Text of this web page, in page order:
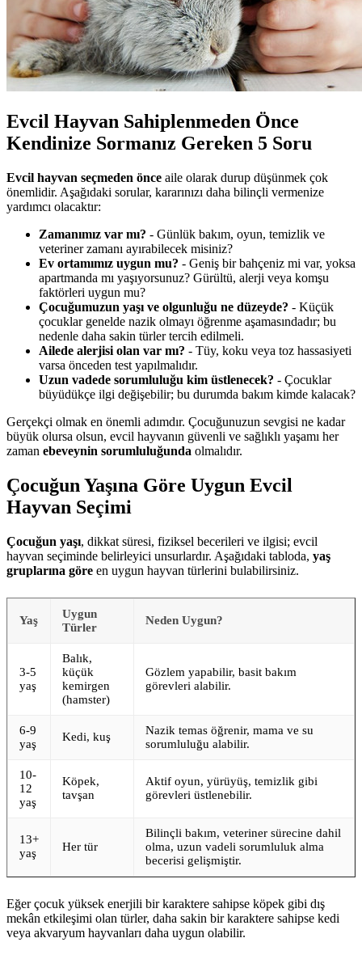
Evcil Hayvan Sahiplenmeden Önce
Kendinize Sormanız Gereken 5 Soru
Evcil hayvan seçmeden önce aile olarak durup düşünmek çok
önemlidir. Aşağıdaki sorular, kararınızı daha bilinçli vermenize
yardımcı olacaktır:
Zamanımız var mı? - Günlük bakım, oyun, temizlik ve
veteriner zamanı ayırabilecek misiniz?
Ev ortamımız uygun mu? - Geniş bir bahçeniz mi var, yoksa
apartmanda mı yaşıyorsunuz? Gürültü, alerji veya komşu
faktörleri uygun mu?
Çocuğumuzun yaşı ve olgunluğu ne düzeyde? - Küçük
çocuklar genelde nazik olmayı öğrenme aşamasındadır; bu
nedenle daha sakin türler tercih edilmeli.
Ailede alerjisi olan var mı? - Tüy, koku veya toz hassasiyeti
varsa önceden test yapılmalıdır.
Uzun vadede sorumluluğu kim üstlenecek? - Çocuklar
büyüdükçe ilgi değişebilir; bu durumda bakım kimde kalacak?
Gerçekçi olmak en önemli adımdır. Çocuğunuzun sevgisi ne kadar
büyük olursa olsun, evcil hayvanın güvenli ve sağlıklı yaşamı her
zaman ebeveynin sorumluluğunda olmalıdır.
Çocuğun Yaşına Göre Uygun Evcil
Hayvan Seçimi
Çocuğun yaşı, dikkat süresi, fiziksel becerileri ve ilgisi; evcil
hayvan seçiminde belirleyici unsurlardır. Aşağıdaki tabloda, yaş
gruplarına göre en uygun hayvan türlerini bulabilirsiniz.
Yaş
Uygun
Türler
Neden Uygun?
3-5
yaş
Balık,
küçük
kemirgen
(hamster)
Gözlem yapabilir, basit bakım
görevleri alabilir.
6-9
yaş
Kedi, kuş
Nazik temas öğrenir, mama ve su
sorumluluğu alabilir.
10-
12
yaş
Köpek,
tavşan
Aktif oyun, yürüyüş, temizlik gibi
görevleri üstlenebilir.
13+
yaş
Her tür
Bilinçli bakım, veteriner sürecine dahil
olma, uzun vadeli sorumluluk alma
becerisi gelişmiştir.
Eğer çocuk yüksek enerjili bir karaktere sahipse köpek gibi dış
mekân etkileşimi olan türler, daha sakin bir karaktere sahipse kedi
veya akvaryum hayvanları daha uygun olabilir.